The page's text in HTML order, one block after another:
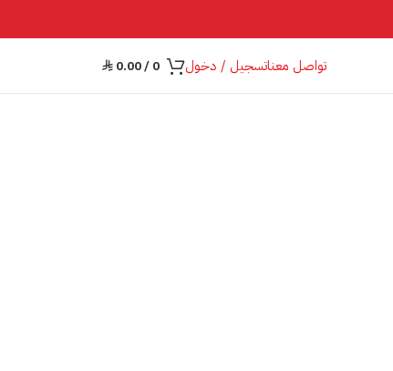
تواصل معناتسجيل / دخول 0
/
⃁ 0.00